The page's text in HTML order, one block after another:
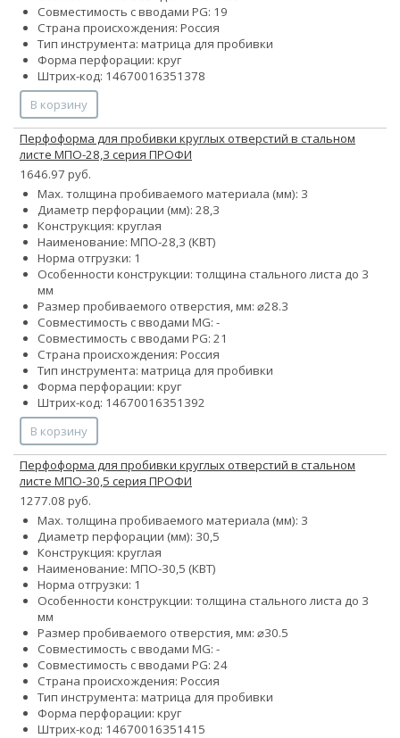
Совместимость с вводами PG: 19
Страна происхождения: Россия
Тип инструмента: матрица для пробивки
Форма перфорации: круг
Штрих-код: 14670016351378
В корзину
Перфоформа для пробивки круглых отверстий в стальном
листе МПО-28,3 серия ПРОФИ
1646.97 руб.
Max. толщина пробиваемого материала (мм): 3
Диаметр перфорации (мм): 28,3
Конструкция: круглая
Наименование: МПО-28,3 (КВТ)
Норма отгрузки: 1
Особенности конструкции: толщина стального листа до 3
мм
Размер пробиваемого отверстия, мм: ⌀28.3
Совместимость с вводами MG: -
Совместимость с вводами PG: 21
Страна происхождения: Россия
Тип инструмента: матрица для пробивки
Форма перфорации: круг
Штрих-код: 14670016351392
В корзину
Перфоформа для пробивки круглых отверстий в стальном
листе МПО-30,5 серия ПРОФИ
1277.08 руб.
Max. толщина пробиваемого материала (мм): 3
Диаметр перфорации (мм): 30,5
Конструкция: круглая
Наименование: МПО-30,5 (КВТ)
Норма отгрузки: 1
Особенности конструкции: толщина стального листа до 3
мм
Размер пробиваемого отверстия, мм: ⌀30.5
Совместимость с вводами MG: -
Совместимость с вводами PG: 24
Страна происхождения: Россия
Тип инструмента: матрица для пробивки
Форма перфорации: круг
Штрих-код: 14670016351415